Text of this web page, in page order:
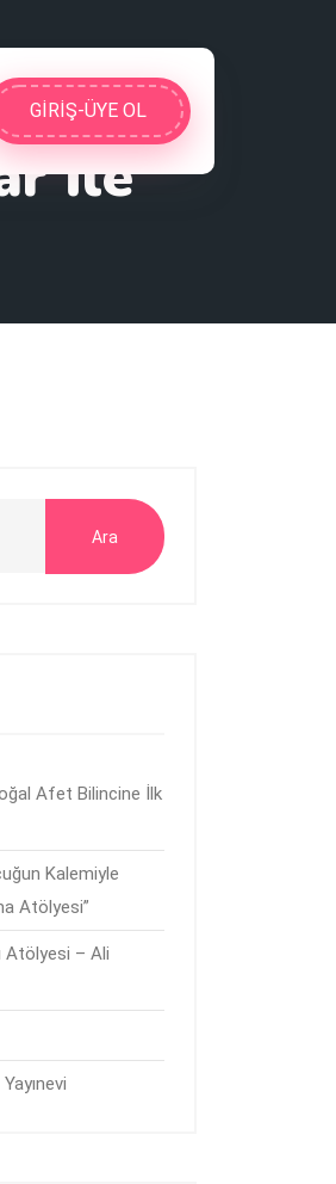
GIRIŞ-ÜYE OL
İle
Ara
Afet Bilincine İlk
Kalemiyle
Atölyesi”
Atölyesi – Ali